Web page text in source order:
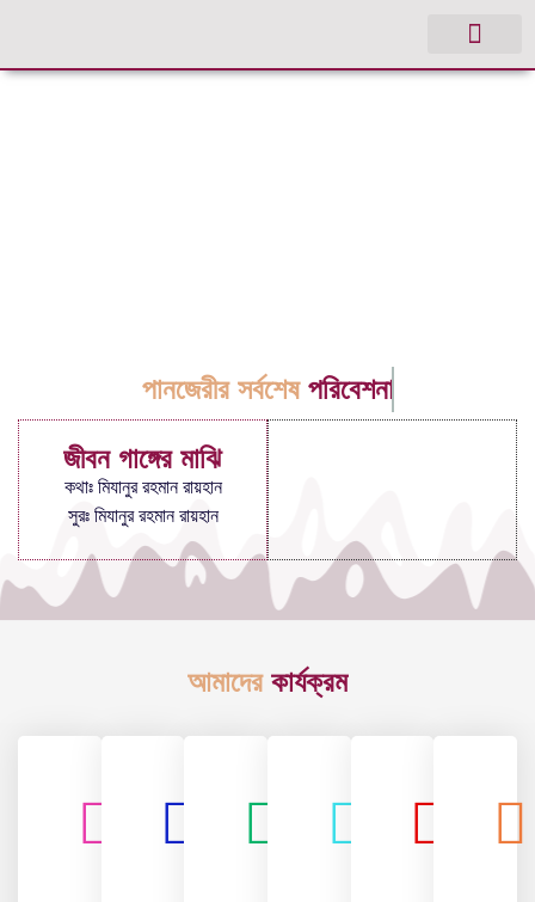
পানজেরীর সর্বশেষ পরিবেশনা
জীবন গাঙ্গের মাঝি
কথাঃ মিযানুর রহমান রায়হান
সুরঃ মিযানুর রহমান রায়হান
আমাদের কার্যক্রম